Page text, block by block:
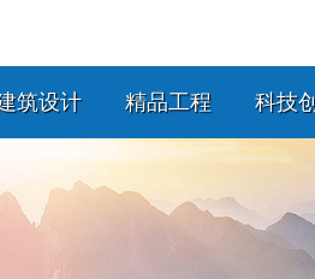
筑设计 精品工程 科技